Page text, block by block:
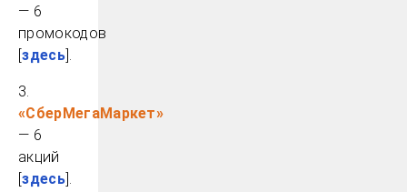
— 6
промокодов
[здесь].
3.
«СберМегаМаркет»
— 6
акций
[здесь].